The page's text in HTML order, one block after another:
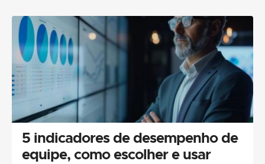
5 indicadores de desempenho de
equipe, como escolher e usar